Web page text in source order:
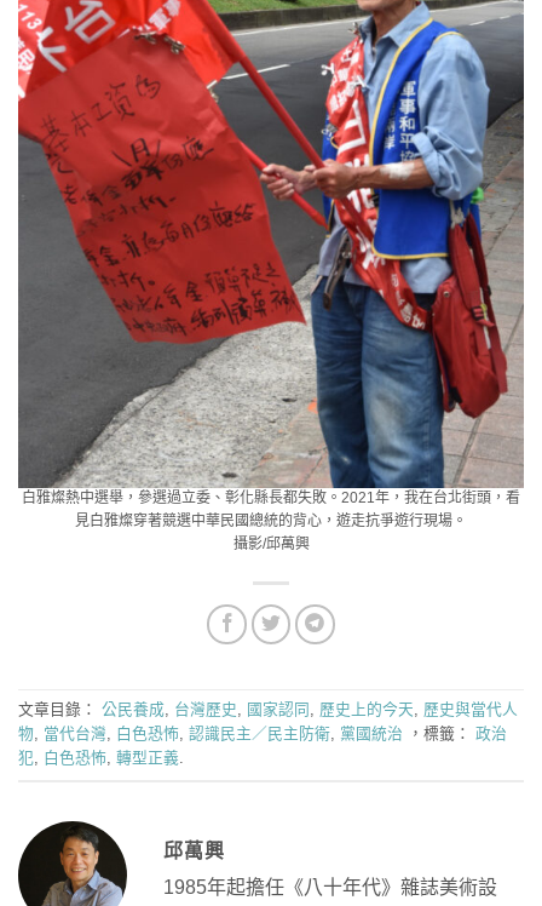
白雅燦熱中選舉，參選過立委、彰化縣長都失敗。2021年，我在台北街頭，看
見白雅燦穿著競選中華民國總統的背心，遊走抗爭遊行現場。
攝影/邱萬興
文章目錄： 公民養成, 台灣歷史, 國家認同 , 歷史上的今天, 歷史與當代人
物, 當代台灣, 白色恐怖, 認識民主／民主防衛, 黨國統治 ，標籤： 政治
犯, 白色恐怖, 轉型正義.
邱萬興
1985年起擔任《八十年代》雜誌美術設